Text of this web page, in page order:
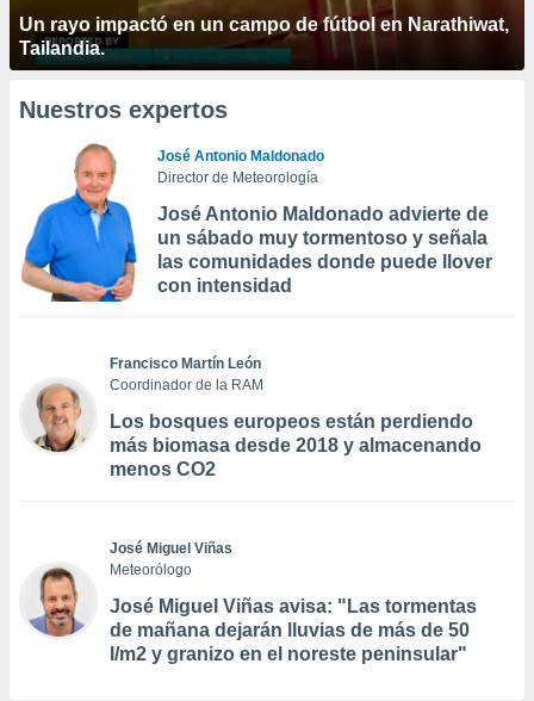
Un rayo impactó en un campo de fútbol en Narathiwat,
Tailandia.
Nuestros expertos
José Antonio Maldonado
Director de Meteorología
José Antonio Maldonado advierte de
un sábado muy tormentoso y señala
las comunidades donde puede llover
con intensidad
Francisco Martín León
Coordinador de la RAM
Los bosques europeos están perdiendo
más biomasa desde 2018 y almacenando
menos CO2
José Miguel Viñas
Meteorólogo
José Miguel Viñas avisa: "Las tormentas
de mañana dejarán lluvias de más de 50
l/m2 y granizo en el noreste peninsular"